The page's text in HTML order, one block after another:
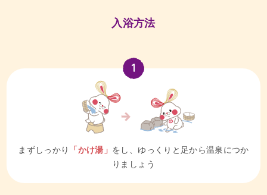
入浴方法
まずしっかり 「かけ湯」 をし、ゆっくりと足から温泉につか
りましょう